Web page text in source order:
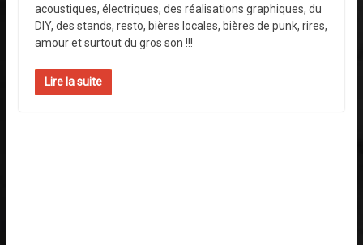
acoustiques, électriques, des réalisations graphiques, du
DIY, des stands, resto, bières locales, bières de punk, rires,
amour et surtout du gros son !!!
Lire la suite